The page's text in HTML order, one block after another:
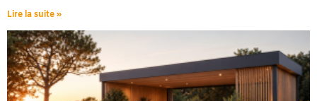
Lire la suite »